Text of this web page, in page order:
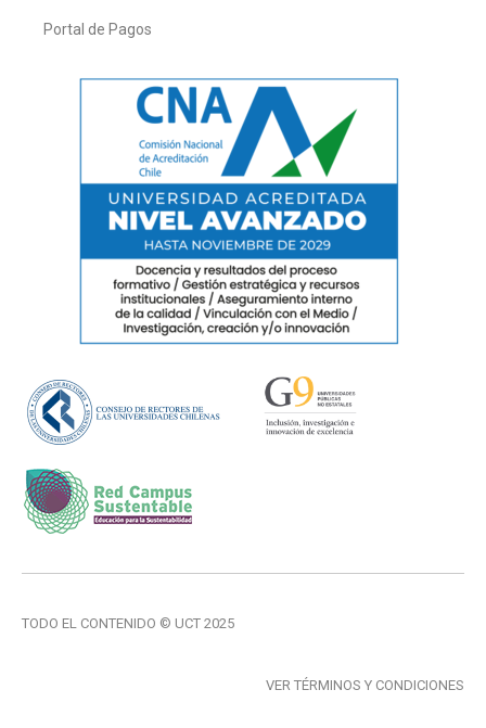
Portal de Pagos
TODO EL CONTENIDO © UCT 2025
VER TÉRMINOS Y CONDICIONES